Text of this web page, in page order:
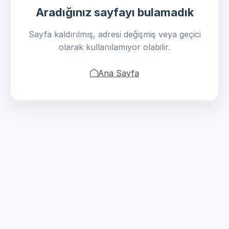
Aradığınız sayfayı bulamadık
Sayfa kaldırılmış, adresi değişmiş veya geçici
olarak kullanılamıyor olabilir.
Ana Sayfa